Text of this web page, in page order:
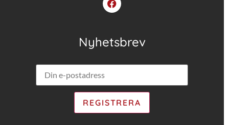
Nyhetsbrev